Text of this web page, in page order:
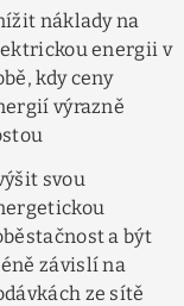
náklady na
energii v
kdy ceny
výrazně
svou
a být
závislí na
ze sítě